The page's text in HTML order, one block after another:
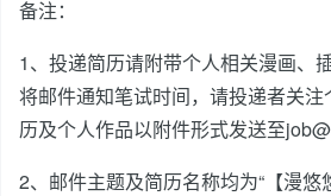
备注：
1、投递简历请附带个人相关漫画、
将邮件通知笔试时间，请投递者关
历及个人作品以附件形式发送至
2、邮件主题及简历名称均为“【漫悠